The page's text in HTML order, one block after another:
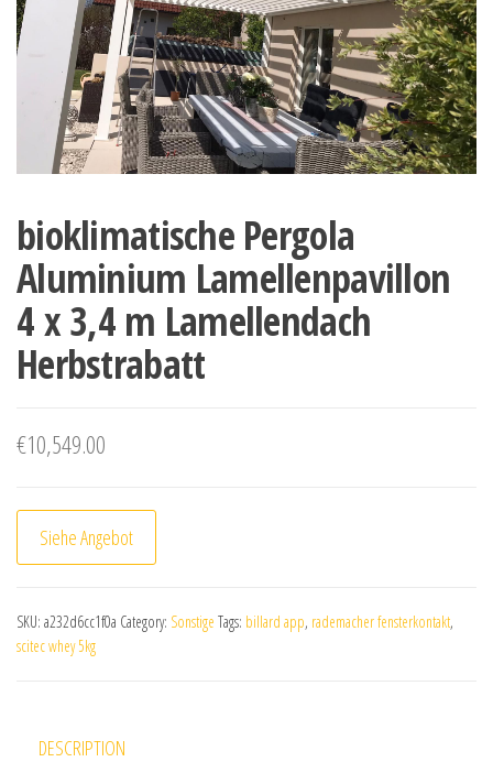
bioklimatische Pergola
Aluminium Lamellenpavillon
4 x 3,4 m Lamellendach
Herbstrabatt
€10,549.00
Siehe Angebot
SKU: a232d6cc1f0a Category: Sonstige Tags: billard app, rademacher fensterkontakt,
scitec whey 5kg
DESCRIPTION